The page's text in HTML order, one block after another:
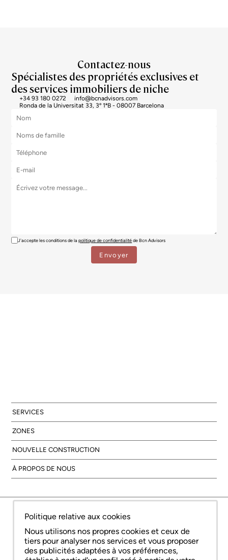
Contactez-nous
Spécialistes des propriétés exclusives et
des services immobiliers de niche
+34 93 180 0272
info@bcnadvisors.com
Ronda de la Universitat 33, 3º 1ªB - 08007 Barcelona
J'accepte les conditions de lapolitique de confidentialitéde Bcn Advisors
SERVICES
ZONES
NOUVELLE CONSTRUCTION
À PROPOS DE NOUS
aiCat 2736 Avis juridique Politique relative aux cookies
Politique relative aux cookies
Nous utilisons nos propres cookies et ceux de
tiers pour analyser nos services et vous proposer
des publicités adaptées à vos préférences,